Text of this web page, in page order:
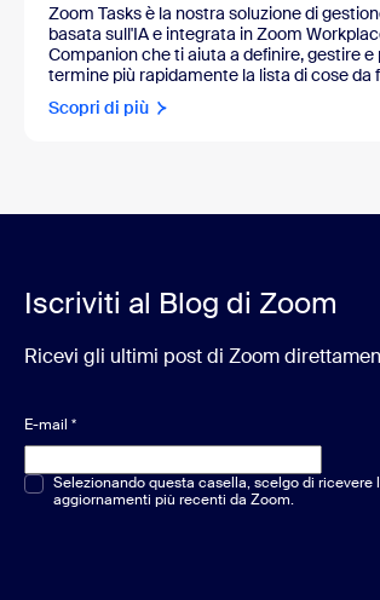
Zoom Tasks è la nostra soluzione di
basata sull'IA e integrata in Zoom
Companion che ti aiuta a definire, gestire e
termine più rapidamente la lista di cose da
Scopri di più
Iscriviti al Blog di Zoom
Ricevi gli ultimi post di Zoom
E-mail *
Scelta multipla o singola*
Selezionando questa casella, scelgo di ricevere
aggiornamenti più recenti da Zoom.